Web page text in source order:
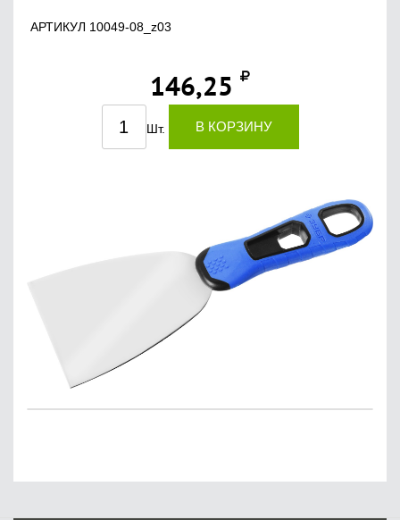
АРТИКУЛ 10049-08_z03
146,25
Шт. В КОРЗИНУ